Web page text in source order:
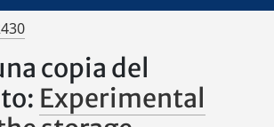
copia del
Experimental